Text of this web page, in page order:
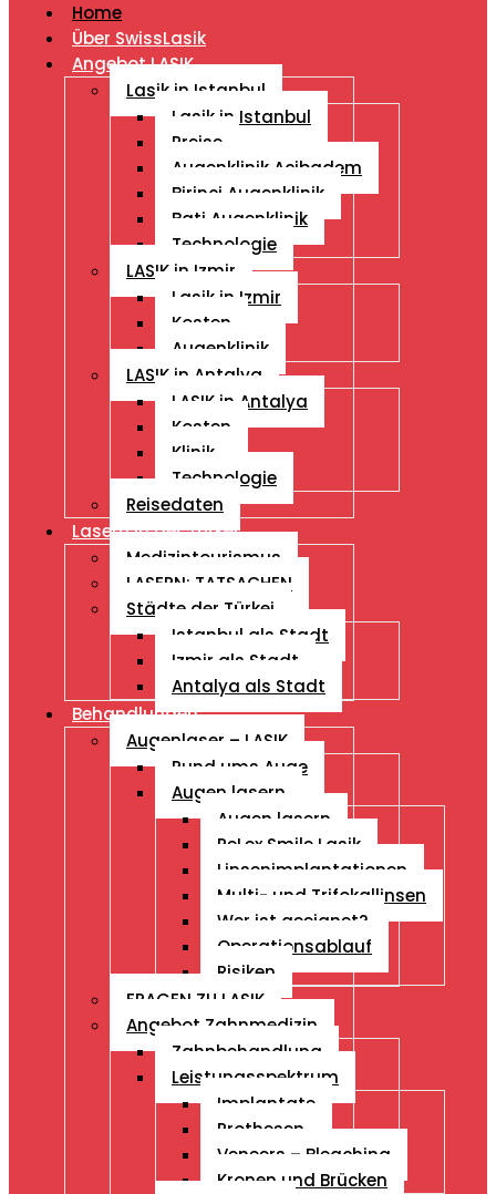
Home
Über SwissLasik
Angebot LASIK
Lasik in Istanbul
Lasik in Istanbul
Preise
Augenklinik Acibadem
Birinci Augenklinik
Bati Augenklinik
Technologie
LASIK in Izmir
Lasik in Izmir
Kosten
Augenklinik
LASIK in Antalya
LASIK in Antalya
Kosten
Klinik
Technologie
Reisedaten
Lasern in der Türkei
Medizintourismus
LASERN: TATSACHEN
Städte der Türkei
Istanbul als Stadt
Izmir als Stadt
Antalya als Stadt
Behandlungen
Augenlaser – LASIK
Rund ums Auge
Augen lasern
Augen lasern
ReLex Smile Lasik
Linsenimplantationen
Multi- und Trifokallinsen
Wer ist geeignet?
Operationsablauf
Risiken
FRAGEN ZU LASIK
Angebot Zahnmedizin
Zahnbehandlung
Leistungsspektrum
Implantate
Prothesen
Veneers – Bleaching
Kronen und Brücken